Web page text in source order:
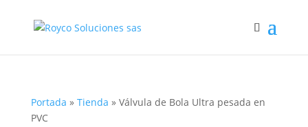
Portada » Tienda » Válvula de Bola Ultra pesada en
PVC